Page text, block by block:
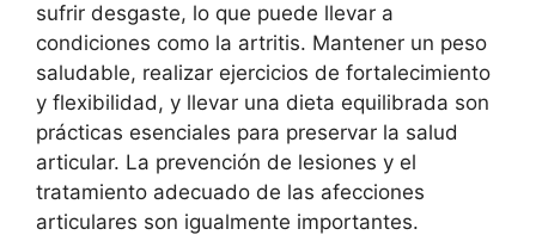
sufrir desgaste, lo que puede llevar a
condiciones como la artritis. Mantener un peso
saludable, realizar ejercicios de fortalecimiento
y flexibilidad, y llevar una dieta equilibrada son
prácticas esenciales para preservar la salud
articular. La prevención de lesiones y el
tratamiento adecuado de las afecciones
articulares son igualmente importantes.